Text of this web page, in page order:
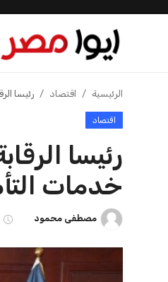
الرئيسية
اخبار مصر
عرب وعالم
اخبار الرياضة
الرئيسية اقتصاد رئيسا
اقتصاد
رئيسا
خدمات
مصطفى محمود